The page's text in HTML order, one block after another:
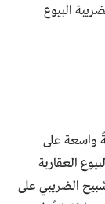
البيوع
واسعة على
العقارية
الضريبي على